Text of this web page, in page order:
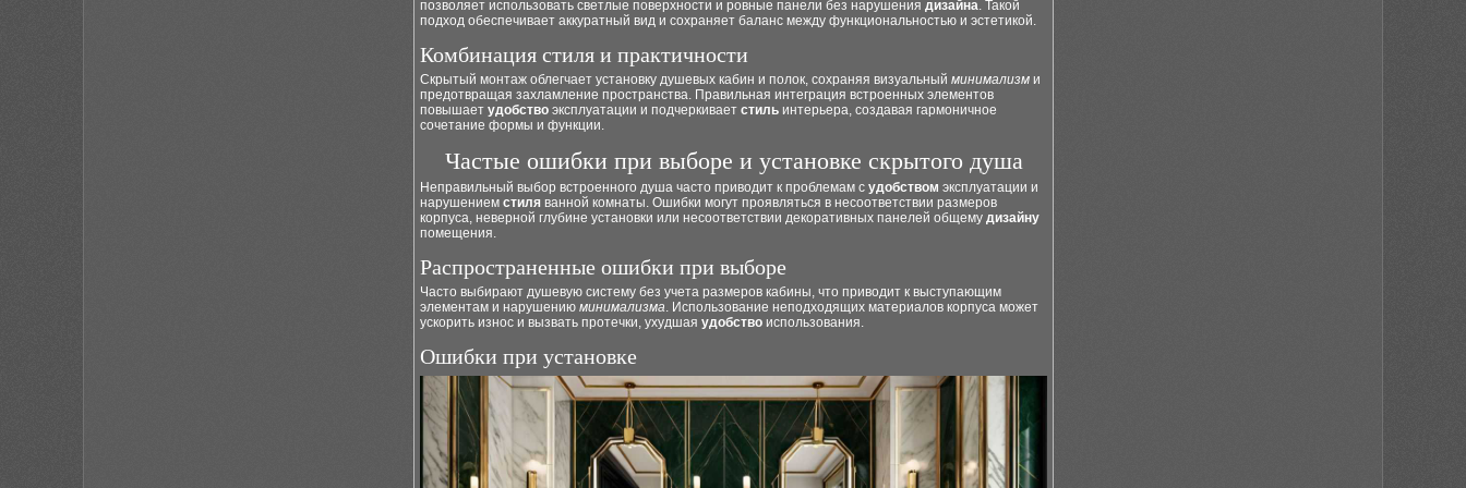
позволяет использовать светлые поверхности и ровные панели без нарушения дизайна. Такой
подход обеспечивает аккуратный вид и сохраняет баланс между функциональностью и эстетикой.
Комбинация стиля и практичности
Скрытый монтаж облегчает установку душевых кабин и полок, сохраняя визуальный минимализм и
предотвращая захламление пространства. Правильная интеграция встроенных элементов
повышает удобство эксплуатации и подчеркивает стиль интерьера, создавая гармоничное
сочетание формы и функции.
Частые ошибки при выборе и установке скрытого душа
Неправильный выбор встроенного душа часто приводит к проблемам с удобством эксплуатации и
нарушением стиля ванной комнаты. Ошибки могут проявляться в несоответствии размеров
корпуса, неверной глубине установки или несоответствии декоративных панелей общему дизайну
помещения.
Распространенные ошибки при выборе
Часто выбирают душевую систему без учета размеров кабины, что приводит к выступающим
элементам и нарушению минимализма. Использование неподходящих материалов корпуса может
ускорить износ и вызвать протечки, ухудшая удобство использования.
Ошибки при установке